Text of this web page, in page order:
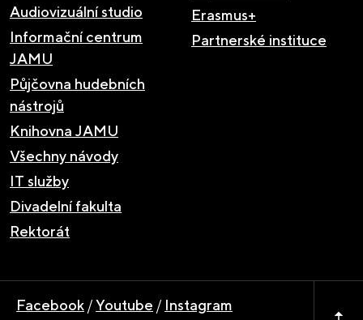
Audiovizuální studio
Informační centrum
JAMU
Půjčovna hudebních
nástrojů
Knihovna JAMU
Všechny návody
IT služby
Divadelní fakulta
Rektorát
Erasmus+
Partnerské instituce
Facebook /Youtube / Instagram